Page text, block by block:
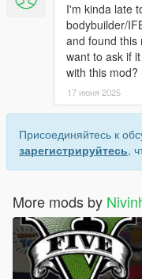
I'm kinda late
bodybuilder/
and found this
want to ask if
with this mod?
17 июня 2025
Присоединяйтесь к
зарегистрируйтесь,
More mods by